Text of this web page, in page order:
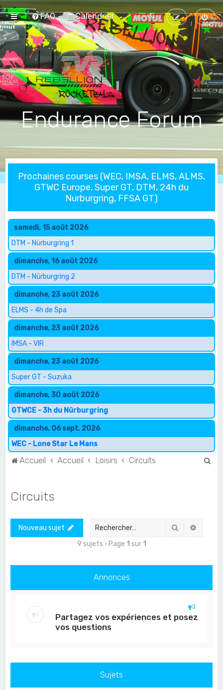
FAQ Calendrier
Endurance Forum
Prochaines courses (WEC, IMSA, ELMS, ALMS,
GTWC Europe, Super GT, DTM, 24h du
Nurburgring, FFSA GT)
samedi, 15 août 2026
DTM - Nürburgring 1
dimanche, 16 août 2026
DTM - Nürburgring 2
dimanche, 23 août 2026
ELMS - 4h de Spa
dimanche, 23 août 2026
IMSA - VIR
dimanche, 23 août 2026
Super GT - Suzuka
dimanche, 30 août 2026
GTWCE - 3h du Nürburgring
dimanche, 06 sept. 2026
WEC - Lone Star Le Mans
Accueil Accueil Loisirs Circuits
Circuits
Nouveau sujet Rechercher
9 sujets • Page 1 sur 1
Annonces
Partagez vos expériences et posez
vos questions
Sujets